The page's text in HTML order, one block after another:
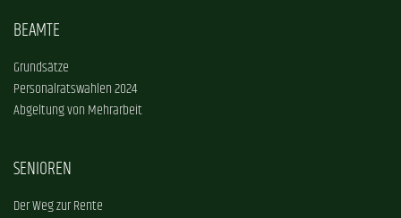
BEAMTE
Grundsätze
Personalratswahlen 2024
Abgeltung von Mehrarbeit
SENIOREN
Der Weg zur Rente